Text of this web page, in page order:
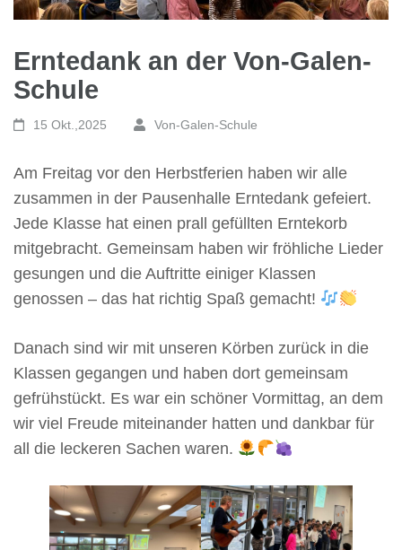
Erntedank an der Von-Galen-
Schule
15 Okt.,2025 Von-Galen-Schule
Am Freitag vor den Herbstferien haben wir alle
zusammen in der Pausenhalle Erntedank gefeiert.
Jede Klasse hat einen prall gefüllten Erntekorb
mitgebracht. Gemeinsam haben wir fröhliche Lieder
gesungen und die Auftritte einiger Klassen
genossen – das hat richtig Spaß gemacht!
Danach sind wir mit unseren Körben zurück in die
Klassen gegangen und haben dort gemeinsam
gefrühstückt. Es war ein schöner Vormittag, an dem
wir viel Freude miteinander hatten und dankbar für
all die leckeren Sachen waren.